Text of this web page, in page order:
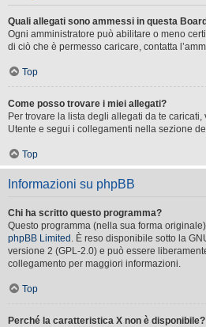
Quali allegati sono ammessi in questa
Ogni amministratore può abilitare o meno
di ciò che è permesso caricare, contatta
Top
Come posso trovare i miei allegati?
Per trovare la lista degli allegati da te
Utente e segui i collegamenti nella sezione
Top
Informazioni su phpBB
Chi ha scritto questo programma?
Questo programma (nella sua forma
phpBB Limited . È reso disponibile sotto la
versione 2 (GPL-2.0) e può essere
collegamento per maggiori informazioni.
Top
Perché la caratteristica X non è disponibile?